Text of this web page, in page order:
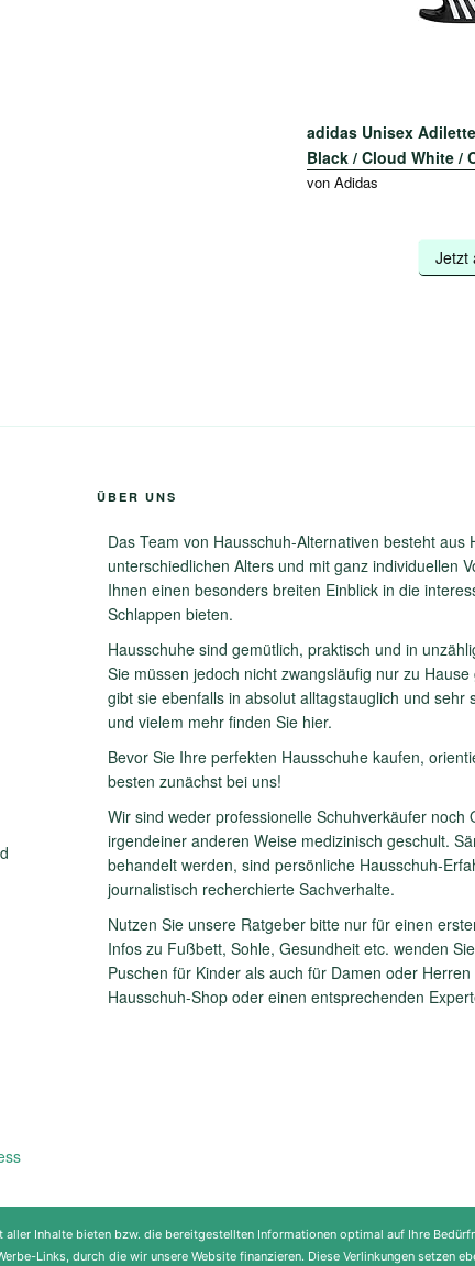
adidas Unisex
Black / Cloud White /
von Adidas
Jetzt
ÜBER UNS
Das Team von Hausschuh-Alternativen besteht aus
unterschiedlichen Alters und mit ganz individuellen
Ihnen einen besonders breiten Einblick in die
Schlappen bieten.
Hausschuhe sind gemütlich, praktisch und in
Sie müssen jedoch nicht zwangsläufig nur zu
gibt sie ebenfalls in absolut alltagstauglich und sehr
und vielem mehr finden Sie hier.
Bevor Sie Ihre perfekten Hausschuhe kaufen,
besten zunächst bei uns!
Wir sind weder professionelle Schuhverkäufer noch
irgendeiner anderen Weise medizinisch geschult.
behandelt werden, sind persönliche Hausschuh-
journalistisch recherchierte Sachverhalte.
Nutzen Sie unsere Ratgeber bitte nur für einen
Infos zu Fußbett, Sohle, Gesundheit etc. wenden
Puschen für Kinder als auch für Damen oder
Hausschuh-Shop oder einen entsprechenden
Inhalte bieten bzw. die bereitgestellten Informationen optimal auf Ihre
Links, durch die wir unsere Website finanzieren. Diese Verlinkungen setzen